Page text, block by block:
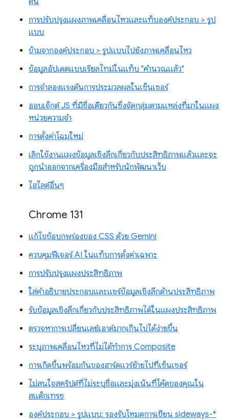
การปรับปรุงแผงภาพเคลื่อนไหวและแท็บองค์ประกอบ > รูป
แบบ
ข้ามจากองค์ประกอบ > รูปแบบไปยังภาพเคลื่อนไหว
ข้อมูลอัปเดตแบบเรียลไทม์ในแท็บ "คำนวณแล้ว"
การจำลองแรงดันการประมวลผลในเซ็นเซอร์
ออบเจ็กต์ JS ที่มีชื่อเดียวกันซึ่งจัดกลุ่มตามแหล่งที่มาในแผง
หน่วยความจำ
การตั้งค่าโฉมใหม่
เลิกใช้งานแผงข้อมูลเชิงลึกเกี่ยวกับประสิทธิภาพแล้วและจะ
ถูกนำออกจากเครื่องมือสำหรับนักพัฒนาเว็บ
ไฮไลต์อื่นๆ
Chrome 131
แก้ไขข้อบกพร่องของ CSS ด้วย Gemini
ควบคุมฟีเจอร์ AI ในแท็บการตั้งค่าเฉพาะ
การปรับปรุงแผงประสิทธิภาพ
ใส่คำอธิบายประกอบและแชร์ข้อมูลเชิงลึกด้านประสิทธิภาพ
รับข้อมูลเชิงลึกเกี่ยวกับประสิทธิภาพได้ในแผงประสิทธิภาพ
ตรวจหาการเปลี่ยนเลย์เอาต์มากเกินไปได้ง่ายขึ้น
ระบุภาพเคลื่อนไหวที่ไม่ได้ทำการ Composite
การเกิดขึ้นพร้อมกันของฮาร์ดแวร์ย้ายไปที่เซ็นเซอร์
ไม่สนใจสคริปต์ที่ไม่ระบุชื่อและมุ่งเน้นที่โค้ดของคุณใน
สแต็กเทรซ
องค์ประกอบ > รูปแบบ: รองรับโหมดการเขียน sideways-*